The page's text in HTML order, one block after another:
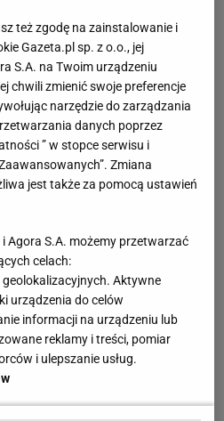
też zgodę na zainstalowanie i
Gazeta.pl sp. z o.o., jej
S.A. na Twoim urządzeniu
chwili zmienić swoje preferencje
narzędzie do zarządzania
danych poprzez
” w stopce serwisu i
Zmiana
jest także za pomocą ustawień
Agora S.A. możemy przetwarzać
celach:
geolokalizacyjnych. Aktywne
urządzenia do celów
informacji na urządzeniu lub
reklamy i treści, pomiar
i ulepszanie usług.